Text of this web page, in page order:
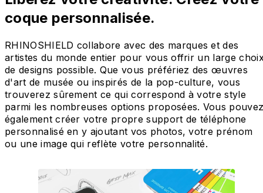
coque personnalisée.
RHINOSHIELD collabore avec des marques et des
artistes du monde entier pour vous offrir un large
de designs possible. Que vous préfériez des œuvres
d'art de musée ou inspirés de la pop-culture, vous
trouverez sûrement ce qui correspond à votre style
parmi les nombreuses options proposées. Vous
également créer votre propre support de téléphone
personnalisé en y ajoutant vos photos, votre prénom
ou une image qui reflète votre personnalité.